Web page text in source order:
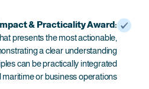
& Practicality Award:
presents the most actionable,
a clear understanding
can be practically integrated
maritime or business operations.